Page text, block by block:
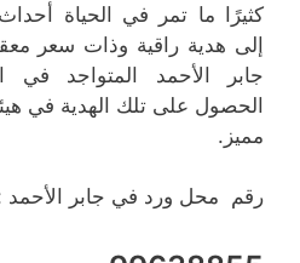
كثيرًا ما تمر في الحياة
إلى هدية راقية وذات سعر
جابر الأحمد المتواجد
الحصول على تلك الهدية في
مميز.
رقم محل ورد في جابر الأحمد